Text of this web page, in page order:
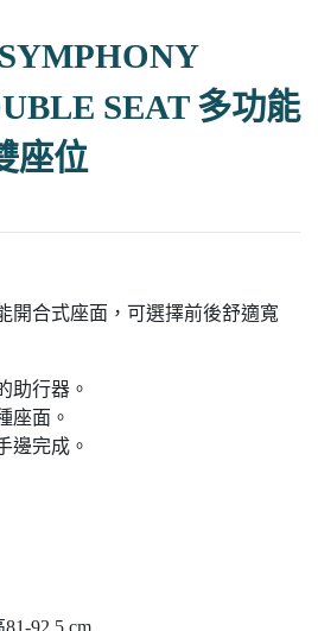
SEAT 多功能
座位
開合式座面，可選擇前後舒適寬
助行器。
座面。
邊完成。
92.5 cm